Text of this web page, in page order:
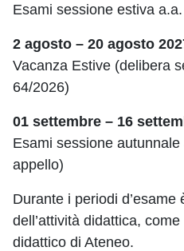
Esami sessione estiva
2 agosto – 20 agosto
Vacanza Estive (delibera
64/2026)
01 settembre – 16
Esami sessione
appello)
Durante i periodi
dell’attività didattica,
didattico di Ateneo.